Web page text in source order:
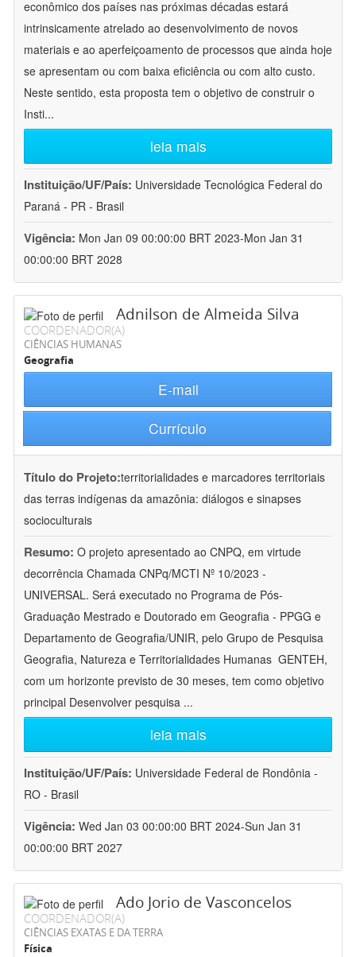
econômico dos países nas próximas décadas estará
intrinsicamente atrelado ao desenvolvimento de novos
materiais e ao aperfeiçoamento de processos que ainda hoje
se apresentam ou com baixa eficiência ou com alto custo.
Neste sentido, esta proposta tem o objetivo de construir o
Insti...
leia mais
Instituição/UF/País: Universidade Tecnológica Federal do
Paraná - PR - Brasil
Vigência: Mon Jan 09 00:00:00 BRT 2023-Mon Jan 31
00:00:00 BRT 2028
Adnilson de Almeida Silva
COORDENADOR(A)
CIÊNCIAS HUMANAS
Geografia
E-mail
Currículo
Título do Projeto:territorialidades e marcadores territoriais
das terras indígenas da amazônia: diálogos e sinapses
socioculturais
Resumo: O projeto apresentado ao CNPQ, em virtude
decorrência Chamada CNPq/MCTI Nº 10/2023 -
UNIVERSAL. Será executado no Programa de Pós-
Graduação Mestrado e Doutorado em Geografia - PPGG e
Departamento de Geografia/UNIR, pelo Grupo de Pesquisa
Geografia, Natureza e Territorialidades Humanas  GENTEH,
com um horizonte previsto de 30 meses, tem como objetivo
principal Desenvolver pesquisa ...
leia mais
Instituição/UF/País: Universidade Federal de Rondônia -
RO - Brasil
Vigência: Wed Jan 03 00:00:00 BRT 2024-Sun Jan 31
00:00:00 BRT 2027
Ado Jorio de Vasconcelos
COORDENADOR(A)
CIÊNCIAS EXATAS E DA TERRA
Física